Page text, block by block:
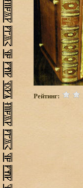
Рейтинг: